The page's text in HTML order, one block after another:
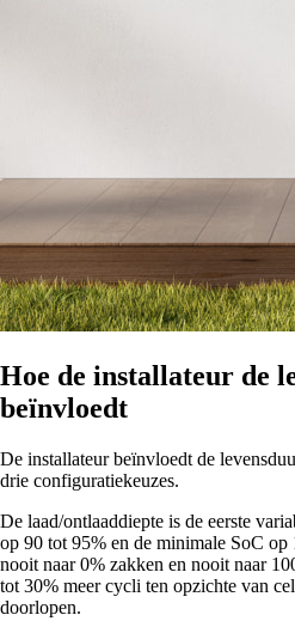
Hoe de installateur de
beïnvloedt
De installateur beïnvloedt de
drie configuratiekeuzes.
De laad/ontlaaddiepte is de eerste
op 90 tot 95% en de minimale SoC
nooit naar 0% zakken en nooit naar
tot 30% meer cycli ten opzichte van
doorlopen.